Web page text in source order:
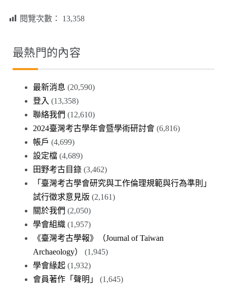
閱覽次數： 13,358
最熱門的內容
最新消息 (20,590)
登入 (13,358)
聯絡我們 (12,610)
2024臺灣考古學年會暨學術研討會 (6,816)
帳戶 (4,699)
設定檔 (4,689)
田野考古目錄 (3,462)
「臺灣考古學會研究與工作倫理規範與行為準則」
試行徵求意見版 (2,161)
關於我們 (2,050)
學會組織 (1,957)
《臺灣考古學報》（Journal of Taiwan
Archaeology）
(1,945)
學會緣起 (1,932)
會員著作「聲明」
(1,645)